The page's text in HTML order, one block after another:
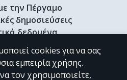
την Πέργαμο
δημοσιεύσεις
δεδομένα
& Γκρίζα βιβλιογραφία
Ερευνητή
cookies για να σας
εμπειρία χρήσης.
τον χρησιμοποιείτε,